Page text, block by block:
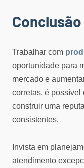
Conclusão
Trabalhar com
oportunidade para
mercado e
corretas, é possível
construir uma
consistentes.
Invista em
atendimento